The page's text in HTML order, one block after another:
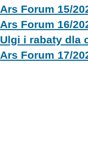
Ars Forum 15/
Ars Forum 16/
Ulgi i rabaty dla
Ars Forum 17/